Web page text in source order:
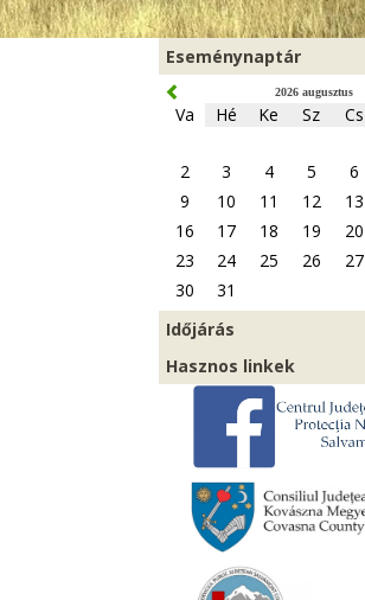
Eseménynaptár
2026 augusztus
Va Hé Ke Sz Cs
2
3 4 5 6
9
10 11 12 13
16
17 18 19 20
23
24 25 26 27
30
31
Időjárás
Hasznos linkek